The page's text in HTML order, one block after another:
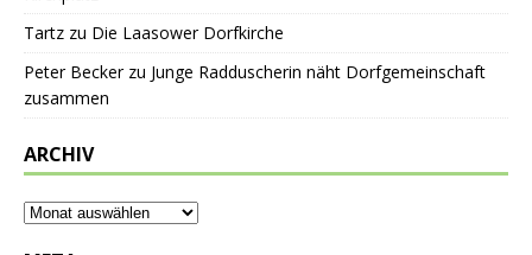
Tartz zu Die Laasower Dorfkirche
Peter Beckerzu Junge Radduscherin näht Dorfgemeinschaft
zusammen
ARCHIV